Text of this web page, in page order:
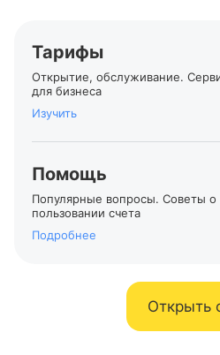
Тарифы
Открытие, обслуживание.
для бизнеса
Изучить
Помощь
Популярные вопросы. Советы о
пользовании счета
Подробнее
Открыть